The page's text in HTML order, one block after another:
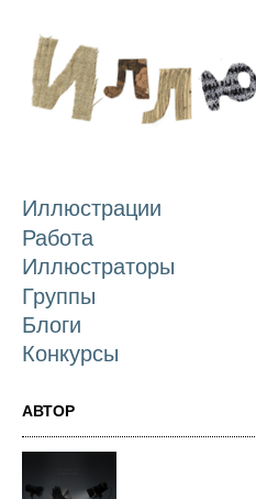
Иллюстрации
Работа
Иллюстраторы
Группы
Блоги
Конкурсы
АВТОР